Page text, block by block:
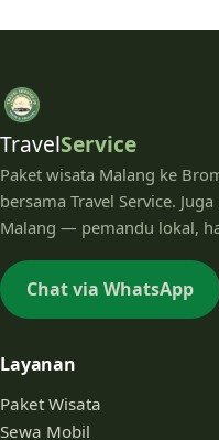
TravelService
Paket wisata Malang ke
bersama Travel Service.
Malang — pemandu lokal,
Chat via WhatsApp
Layanan
Paket Wisata
Sewa Mobil